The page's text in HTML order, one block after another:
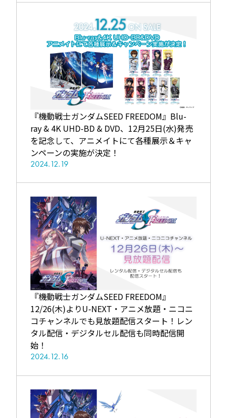
『機動戦士ガンダムSEED FREEDOM』Blu-
ray & 4K UHD-BD & DVD、12月25日(水)発売
を記念して、アニメイトにて各種展示＆キャ
ンペーンの実施が決定！
2024.12.19
『機動戦士ガンダムSEED FREEDOM』
12/26(木)よりU-NEXT・アニメ放題・ニコニ
コチャンネルでも見放題配信スタート！レン
タル配信・デジタルセル配信も同時配信開
始！
2024.12.16